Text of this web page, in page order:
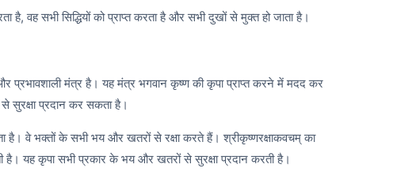
है, वह सभी सिद्धियों को प्राप्त करता है और सभी दुखों से मुक्त हो जाता है।
प्रभावशाली मंत्र है। यह मंत्र भगवान कृष्ण की कृपा प्राप्त करने में मदद कर
प्रदान कर सकता है।
है। वे भक्तों के सभी भय और खतरों से रक्षा करते हैं। श्रीकृष्णरक्षाकवचम् का
है। यह कृपा सभी प्रकार के भय और खतरों से सुरक्षा प्रदान करती है।